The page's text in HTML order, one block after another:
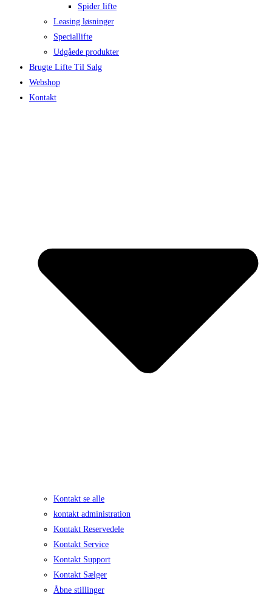
Spider lifte
Leasing løsninger
Speciallifte
Udgåede produkter
Brugte Lifte Til Salg
Webshop
Kontakt
Kontakt se alle
kontakt administration
Kontakt Reservedele
Kontakt Service
Kontakt Support
Kontakt Sælger
Åbne stillinger